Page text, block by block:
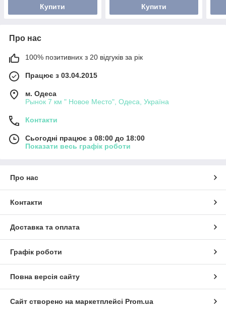
Купити Купити
Про нас
100% позитивних з 20 відгуків за рік
Працює з 03.04.2015
м. Одеса
Рынок 7 км " Новое Место", Одеса, Україна
Контакти
Сьогодні працює з 08:00 до 18:00
Показати весь графік роботи
Про нас
Контакти
Доставка та оплата
Графік роботи
Повна версія сайту
Сайт створено на маркетплейсі Prom.ua